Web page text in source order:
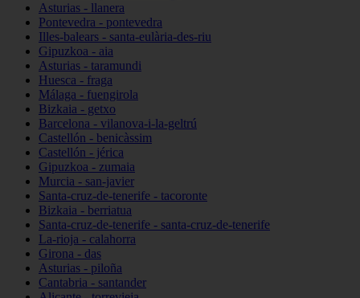
Asturias - llanera
Pontevedra - pontevedra
Illes-balears - santa-eulària-des-riu
Gipuzkoa - aia
Asturias - taramundi
Huesca - fraga
Málaga - fuengirola
Bizkaia - getxo
Barcelona - vilanova-i-la-geltrú
Castellón - benicàssim
Castellón - jérica
Gipuzkoa - zumaia
Murcia - san-javier
Santa-cruz-de-tenerife - tacoronte
Bizkaia - berriatua
Santa-cruz-de-tenerife - santa-cruz-de-tenerife
La-rioja - calahorra
Girona - das
Asturias - piloña
Cantabria - santander